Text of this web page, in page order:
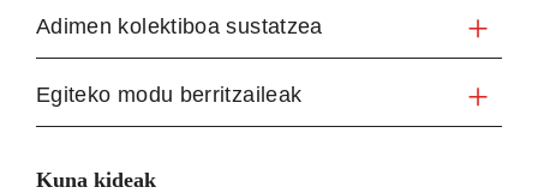
Adimen kolektiboa sustatzea
Egiteko modu berritzaileak
Kuna kideak